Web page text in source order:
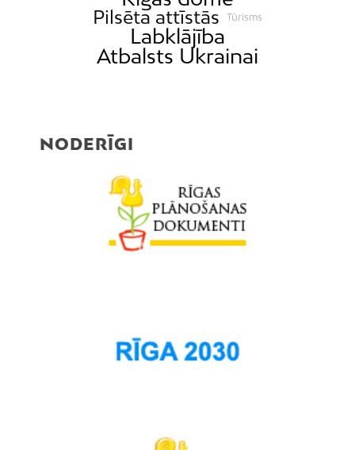
Pilsēta attīstās Tūrisms
Labklājība
Atbalsts Ukrainai
NODERĪGI